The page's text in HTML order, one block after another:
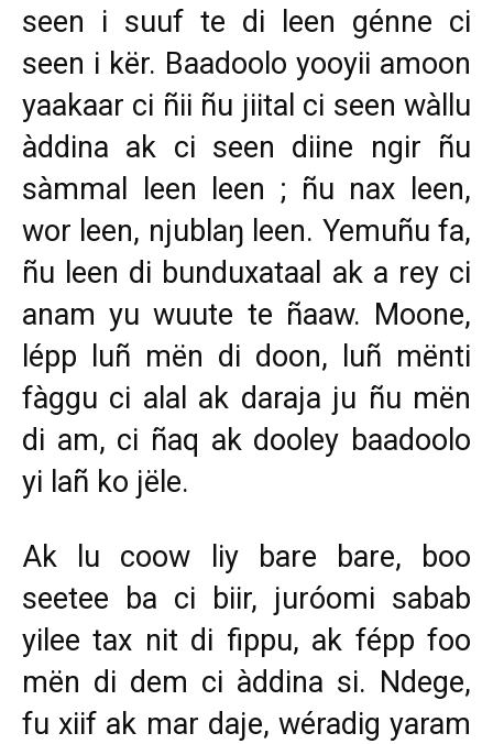
seen i suuf te di leen génne ci
seen i kër. Baadoolo yooyii amoon
yaakaar ci ñii ñu jiital ci seen wàllu
àddina ak ci seen diine ngir ñu
sàmmal leen leen ; ñu nax leen,
wor leen, njublaŋ leen. Yemuñu fa,
ñu leen di bunduxataal ak a rey ci
anam yu wuute te ñaaw. Moone,
lépp luñ mën di doon, luñ mënti
fàggu ci alal ak daraja ju ñu mën
di am, ci ñaq ak dooley baadoolo
yi lañ ko jële.
Ak lu coow liy bare bare, boo
seetee ba ci biir, juróomi sabab
yilee tax nit di fippu, ak fépp foo
mën di dem ci àddina si. Ndege,
fu xiif ak mar daje, wéradig yaram